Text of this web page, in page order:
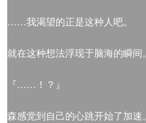
……我渴望的正是这种人吧。
就在这种想法浮现于脑海的瞬间。
『……！？』
森感觉到自己的心跳开始了加速。